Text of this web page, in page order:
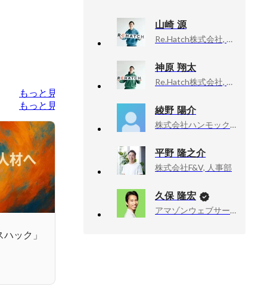
もっと見る
もっと見る
ック」
山崎 源
Re.Hatch株式会社, CCO（顧客最高責任者）
神原 翔太
Re.Hatch株式会社, セールスディベロップメント
綾野 陽介
株式会社ハンモック, 人材開発課
平野 隆之介
株式会社F&V, 人事部
久保 隆宏
アマゾンウェブサービスジャパン合同会社, Developer Relations Machine Learning